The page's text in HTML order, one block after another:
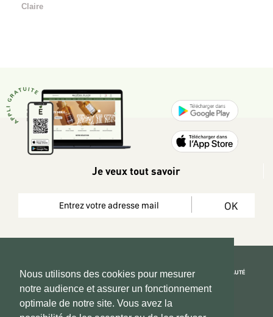
Nous utilisons des cookies pour mesurer
notre audience et assurer un fonctionnement
optimale de notre site. Vous avez la
Claire
Je veux tout savoir
OK
Copyright 2026 © www.hadeen-place.fr
REJOIGNEZ LA COMMUNAUTÉ